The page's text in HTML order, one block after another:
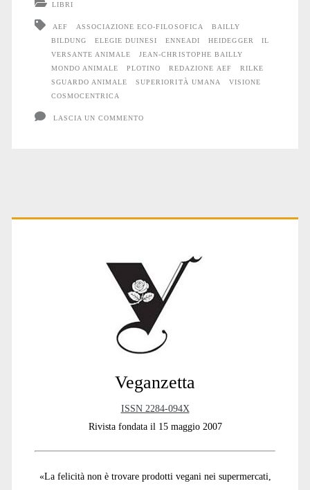
LIBRI
AEF ASSOCIAZIONE ECO-FILOSOFICA
BAILLY
BILDUNG
ELEGIE DUINESI ENNEADI HEIDEGGER
IL
VERSANTE ANIMALE
JEAN-CHRISTOPHE BAILLY
MONDO ANIMALE
PLOTINO REDAZIONE AEF
RILKE
SGUARDO ANIMALE
SUPERIORITÀ UMANA
VISIONE
COSMOCENTRICA
LASCIA UN COMMENTO
Primary
Veganzetta
ISSN 2284-094X
Rivista fondata il 15 maggio 2007
«La felicità non è trovare prodotti vegani nei supermercati,